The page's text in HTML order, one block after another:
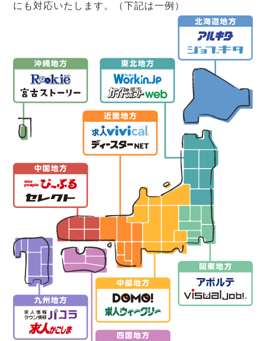
にも対応いたします。（下記は一例）